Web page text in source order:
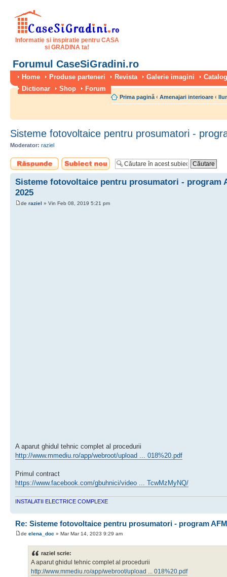
Informatie si inspiratie pentru CASA
si GRADINA ta!
Forumul CaseSiGradini.ro
Home Produse parteneri Revista Galerie imagini
Dictionar
Shop Forum
Prima pagină ‹ Amenajari interioare ‹
Sisteme fotovoltaice pentru prosumatori -
Moderator: raziel
Scrie un răspuns
Scrie un subiect
nou
Sisteme fotovoltaice pentru prosumatori - program
2025
de raziel » Vin Feb 08, 2019 5:21 pm
A aparut ghidul tehnic complet al procedurii
http://www.mmediu.ro/app/webroot/upload ... 018%20.pdf
Primul contract
https://www.facebook.com/gbuhnici/video ... TcwMzMyNQ/
INSTALATII ELECTRICE COMPLEXE
Re: Sisteme fotovoltaice pentru prosumatori - program
de elena_doc » Mar Mar 14, 2023 9:29 am
raziel scrie:
A aparut ghidul tehnic complet al procedurii
http://www.mmediu.ro/app/webroot/upload ... 018%20.pdf